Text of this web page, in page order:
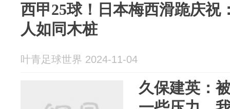
西甲25球！日本梅西滑跪庆祝
人如同木桩
叶青足球世界 2024-11-04
久保建英：